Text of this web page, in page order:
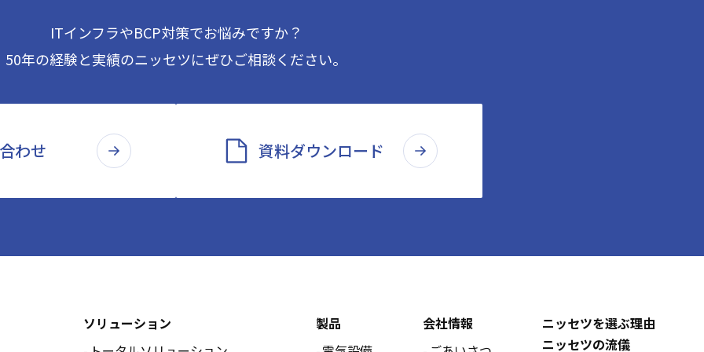
ITインフラやBCP対策でお悩みですか？
50年の経験と実績のニッセツにぜひご相談ください。
わせ 資料ダウンロード
ソリューション
製品
会社情報
ニッセツを選ぶ理由
ニッセツの流儀